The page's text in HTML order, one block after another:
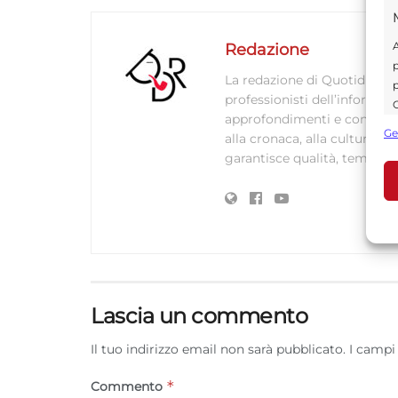
Redazione
La redazione di
professionisti
approfondimenti e
alla cronaca, alla cultura e
garantisce qualità,
Lascia un commento
Il tuo indirizzo email non sarà pubblicato. I
Commento *